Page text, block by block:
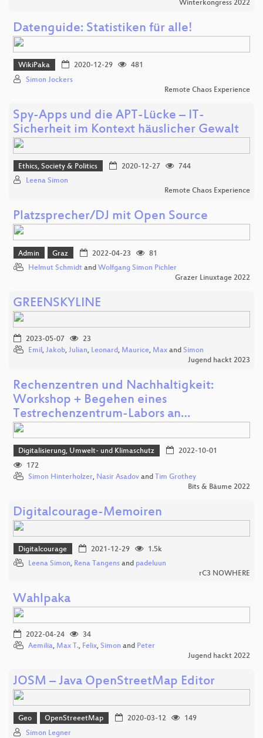
Winterkongress 2022
Datenguide: Statistiken für alle!
WikiPaka 2020-12-29
481
Simon Jockers
Remote Chaos Experience
Spy-Apps und die APT-Lücke – IT-
Sicherheit im Kontext häuslicher Gewalt
Ethics, Society & Politics 2020-12-27
744
Leena Simon
Remote Chaos Experience
Platzsprecher/DJ mit Open Source
Admin Graz 2022-04-23
81
Helmut Schmidt and Wolfgang Simon Pichler
Grazer Linuxtage 2022
GREENSKYLINE
2023-05-07
23
Emil, Jakob, Julian, Leonard, Maurice, Max and Simon
Jugend hackt 2023
Rechenzentren und Nachhaltigkeit:
Workshop + Begehen eines
Testrechenzentrum-Labors an…
Digitalisierung, Umwelt- und Klimaschutz
2022-10-01
172
Simon Hinterholzer, Nasir Asadov and Tim Grothey
Bits & Bäume 2022
Digitalcourage-Memoiren
Digitalcourage 2021-12-29
1.5k
Leena Simon, Rena Tangens and padeluun
rC3 NOWHERE
Wahlpaka
2022-04-24
34
Aemilia, Max T., Felix, Simon and Peter
Jugend hackt 2022
JOSM – Java OpenStreetMap Editor
Geo OpenStreeetMap 2020-03-12
149
Simon Legner